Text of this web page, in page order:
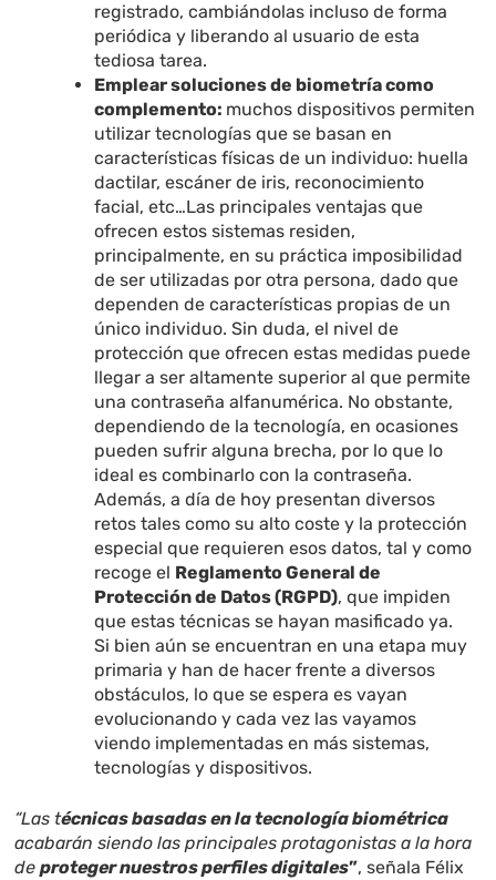
registrado, cambiándolas incluso de forma
periódica y liberando al usuario de esta
tediosa tarea.
Emplear soluciones de biometría como
complemento: muchos dispositivos permiten
utilizar tecnologías que se basan en
características físicas de un individuo: huella
dactilar, escáner de iris, reconocimiento
facial, etc…Las principales ventajas que
ofrecen estos sistemas residen,
principalmente, en su práctica imposibilidad
de ser utilizadas por otra persona, dado que
dependen de características propias de un
único individuo. Sin duda, el nivel de
protección que ofrecen estas medidas puede
llegar a ser altamente superior al que permite
una contraseña alfanumérica. No obstante,
dependiendo de la tecnología, en ocasiones
pueden sufrir alguna brecha, por lo que lo
ideal es combinarlo con la contraseña.
Además, a día de hoy presentan diversos
retos tales como su alto coste y la protección
especial que requieren esos datos, tal y como
recoge el Reglamento General de
Protección de Datos (RGPD), que impiden
que estas técnicas se hayan masificado ya.
Si bien aún se encuentran en una etapa muy
primaria y han de hacer frente a diversos
obstáculos, lo que se espera es vayan
evolucionando y cada vez las vayamos
viendo implementadas en más sistemas,
tecnologías y dispositivos.
“Las técnicas basadas en la tecnología biométrica
acabarán siendo las principales protagonistas a la hora
deproteger nuestros perfiles digitales”, señala Félix